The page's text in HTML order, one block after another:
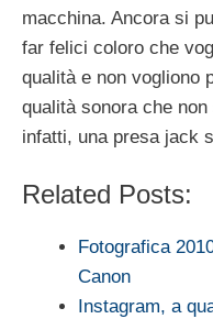
macchina. Ancora si
far felici coloro che
qualità e non vogliono
qualità sonora che
infatti, una presa jack
Related Posts:
Fotografica
Canon
Instagram, a